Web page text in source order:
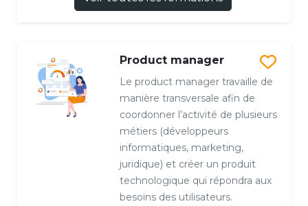
Product manager
Le product manager travaille de
manière transversale afin de
coordonner l’activité de plusieurs
métiers (développeurs
informatiques, marketing,
juridique) et créer un produit
technologique qui répondra aux
besoins des utilisateurs.